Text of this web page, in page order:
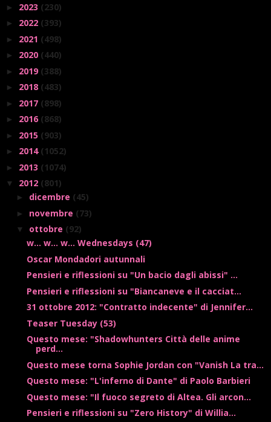
► 2023 (230)
► 2022 (393)
► 2021 (498)
► 2020 (440)
► 2019 (388)
► 2018 (483)
► 2017 (898)
► 2016 (868)
► 2015 (903)
► 2014 (1052)
► 2013 (1074)
▼ 2012 (801)
► dicembre (45)
► novembre (73)
▼ ottobre (92)
w... w... w... Wednesdays (47)
Oscar Mondadori autunnali
Pensieri e riflessioni su "Un bacio dagli abissi" ...
Pensieri e riflessioni su "Biancaneve e il cacciat...
31 ottobre 2012: "Contratto indecente" di Jennifer...
Teaser Tuesday (53)
Questo mese: "Shadowhunters Città delle anime
perd...
Questo mese torna Sophie Jordan con "Vanish La tra...
Questo mese: "L'inferno di Dante" di Paolo Barbieri
Questo mese: "Il fuoco segreto di Altea. Gli arcon...
Pensieri e riflessioni su "Zero History" di Willia...